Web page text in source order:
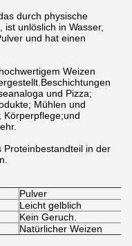
durch physische
unlöslich in Wasser,
und hat einen
Weizen
und Pizza;
Mühlen und
Körperpflege;und
Proteinbestandteil in der
Pulver
Leicht gelblich
Kein Geruch.
Natürlicher Weizen